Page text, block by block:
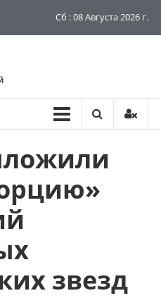
Сб : 08 Августа 2026 г.
звезд